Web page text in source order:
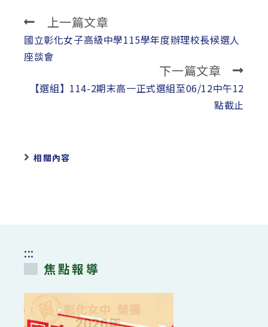
Read
more
articles
上一篇文章
國立彰化女子高級中學115學年度辦理校長候選人
座談會
下一篇文章
【選組】114-2期末高一正式選組至06/12中午12
點截止
相關內容
:::
焦點報導